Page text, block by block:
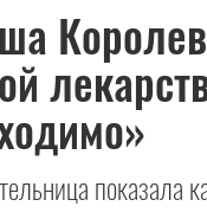
показала